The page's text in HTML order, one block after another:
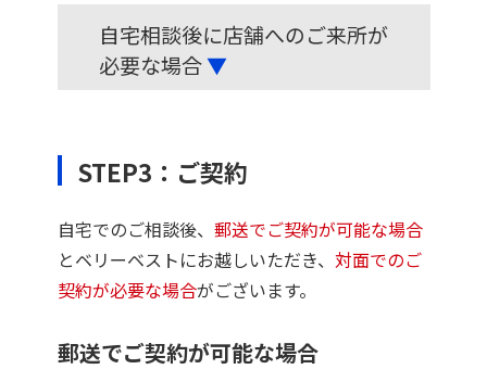
自宅相談後に店舗へのご来所が
必要な場合▼
STEP3：ご契約
自宅でのご相談後、 郵送でご契約が可能な場合
とベリーベストにお越しいただき、 対面でのご
契約が必要な場合がございます。
郵送でご契約が可能な場合